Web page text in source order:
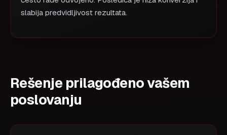
slabija predvidljivost rezultata.
Rešenje prilagođeno vašem
poslovanju